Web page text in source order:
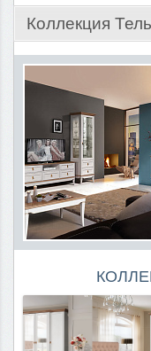
Коллекция